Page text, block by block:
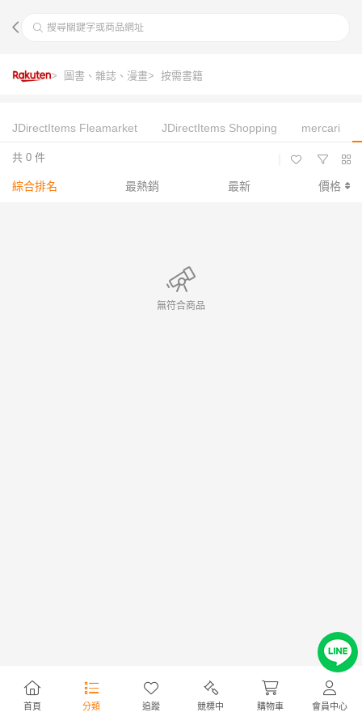
搜尋關鍵字或商品網址
首頁 分類 追蹤 競標中 購物車 會員中心
> 圖書、雜誌、漫畫> 按需書籍
JDirectItems Fleamarket JDirectItems Shopping mercari
共 0 件
綜合排名 最熱銷 最新 價格
無符合商品